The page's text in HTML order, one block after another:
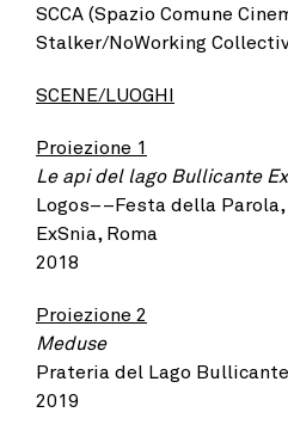
SCCA (Spazio Comune
Stalker/NoWorking
SCENE/LUOGHI
Proiezione 1
Le api del lago Bullicante
Logos––Festa della Parola,
ExSnia, Roma
2018
Proiezione 2
Meduse
Prateria del Lago
2019